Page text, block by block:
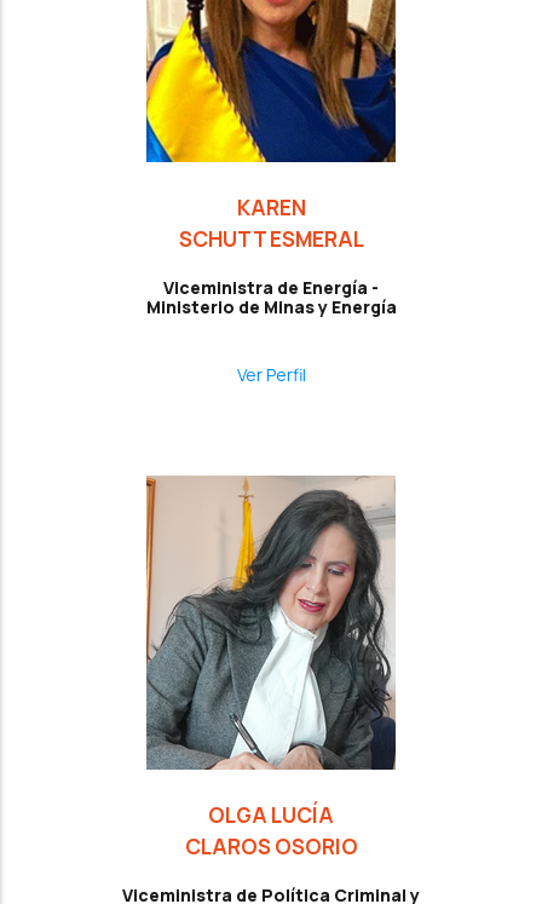
KAREN
SCHUTT ESMERAL
Viceministra de Energía -
Ministerio de Minas y Energía
Ver Perfil
OLGA LUCÍA
CLAROS OSORIO
Viceministra de Política Criminal y